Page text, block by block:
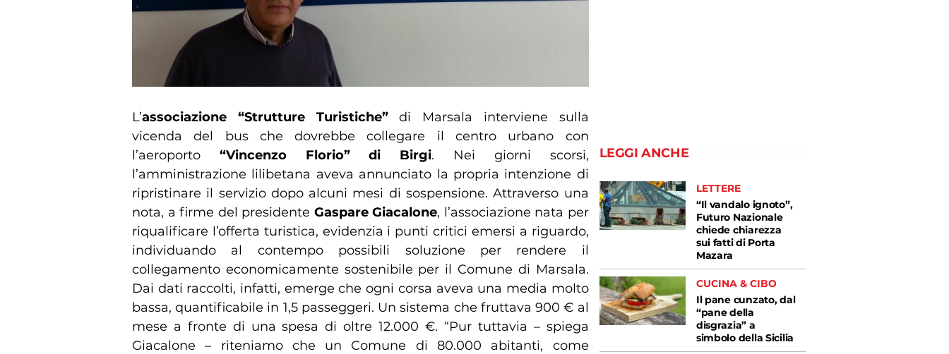
L’associazione “Strutture Turistiche”di Marsala interviene sulla
vicenda del bus che dovrebbe collegare il centro urbano con
l’aeroporto “Vincenzo Florio” di Birgi. Nei giorni scorsi,
l’amministrazione lilibetana aveva annunciato la propria intenzione di
ripristinare il servizio dopo alcuni mesi di sospensione. Attraverso una
nota, a firme del presidente Gaspare Giacalone, l’associazione nata per
riqualificare l’offerta turistica, evidenzia i punti critici emersi a riguardo,
individuando al contempo possibili soluzione per rendere il
collegamento economicamente sostenibile per il Comune di Marsala.
Dai dati raccolti, infatti, emerge che ogni corsa aveva una media molto
bassa, quantificabile in 1,5 passeggeri. Un sistema che fruttava 900 € al
mese a fronte di una spesa di oltre 12.000 €. “Pur tuttavia – spiega
Giacalone – riteniamo che un Comune di 80.000 abitanti, come
LEGGI ANCHE
LETTERE
“Il vandalo ignoto”,
Futuro Nazionale
chiede chiarezza
sui fatti di Porta
Mazara
CUCINA & CIBO
Il pane cunzato, dal
“pane della
disgrazia” a
simbolo della Sicilia